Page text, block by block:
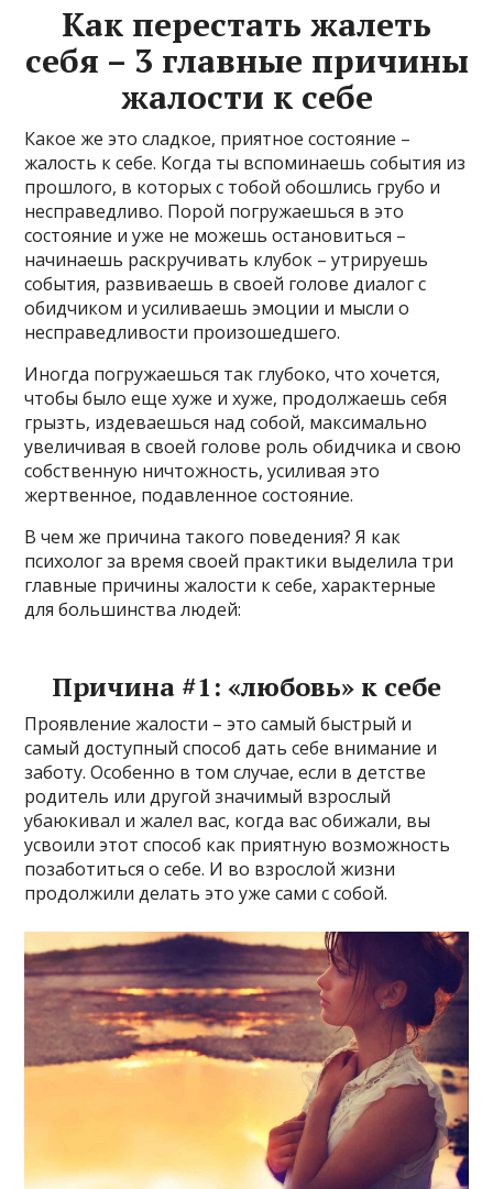
Как перестать жалеть
себя – 3 главные причины
жалости к себе
Какое же это сладкое, приятное состояние –
жалость к себе. Когда ты вспоминаешь события из
прошлого, в которых с тобой обошлись грубо и
несправедливо. Порой погружаешься в это
состояние и уже не можешь остановиться –
начинаешь раскручивать клубок – утрируешь
события, развиваешь в своей голове диалог с
обидчиком и усиливаешь эмоции и мысли о
несправедливости произошедшего.
Иногда погружаешься так глубоко, что хочется,
чтобы было еще хуже и хуже, продолжаешь себя
грызть, издеваешься над собой, максимально
увеличивая в своей голове роль обидчика и свою
собственную ничтожность, усиливая это
жертвенное, подавленное состояние.
В чем же причина такого поведения? Я как
психолог за время своей практики выделила три
главные причины жалости к себе, характерные
для большинства людей:
Причина #1: «любовь» к себе
Проявление жалости – это самый быстрый и
самый доступный способ дать себе внимание и
заботу. Особенно в том случае, если в детстве
родитель или другой значимый взрослый
убаюкивал и жалел вас, когда вас обижали, вы
усвоили этот способ как приятную возможность
позаботиться о себе. И во взрослой жизни
продолжили делать это уже сами с собой.